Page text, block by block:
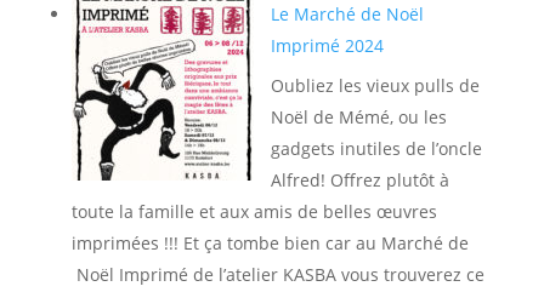
Le Marché de Noël
Imprimé 2024
Oubliez les vieux pulls de
Noël de Mémé, ou les
gadgets inutiles de l’oncle
Alfred! Offrez plutôt à
toute la famille et aux amis de belles œuvres
imprimées !!! Et ça tombe bien car au Marché de
Noël Imprimé de l’atelier KASBA vous trouverez ce